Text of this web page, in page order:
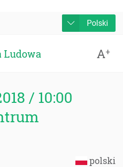
Polski
Ludowa A+
/ 10:00
polski